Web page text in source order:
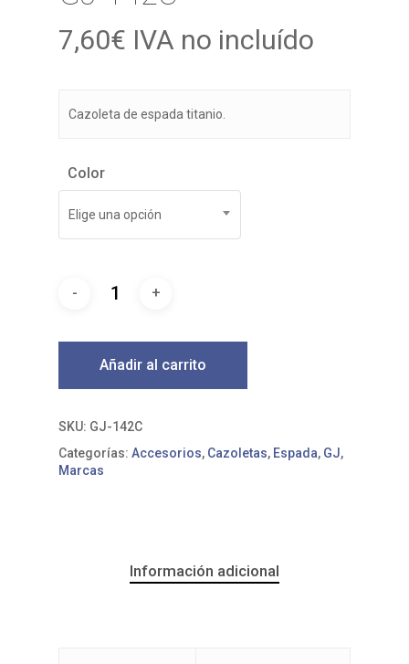
7,60€ IVA no incluído
Cazoleta de espada titanio.
Color
Elige una opción
Añadir al carrito
SKU: GJ-142C
Categorías: Accesorios, Cazoletas, Espada, GJ,
Marcas
Información adicional